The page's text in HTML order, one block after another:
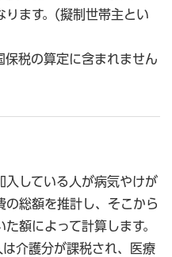
ります。(擬制世帯主とい
税の算定に含まれません
入している人が病気やけが
の総額を推計し、そこから
額によって計算します。
介護分が課税され、医療